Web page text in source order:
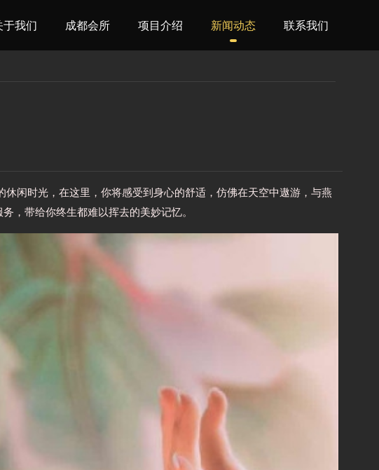
于我们 成都会所 项目介绍 新闻动态 联系我们
闲时光，在这里，你将感受到身心的舒适，仿佛在天空中遨游，与燕
，带给你终生都难以挥去的美妙记忆。